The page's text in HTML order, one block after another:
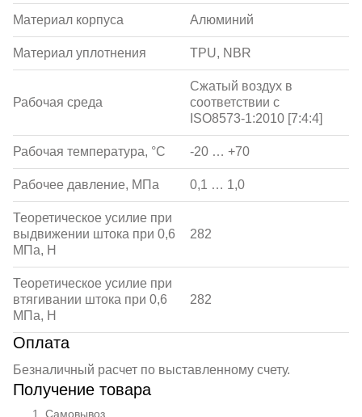
Материал корпуса Алюминий
Материал уплотнения TPU, NBR
Рабочая среда
Сжатый воздух в
соответствии с
ISO8573-1:2010 [7:4:4]
Рабочая температура, °С -20 … +70
Рабочее давление, МПа 0,1 … 1,0
Теоретическое усилие при
выдвижении штока при 0,6
МПа, Н
282
Теоретическое усилие при
втягивании штока при 0,6
МПа, Н
282
Оплата
Безналичный расчет по выставленному счету.
Получение товара
Самовывоз